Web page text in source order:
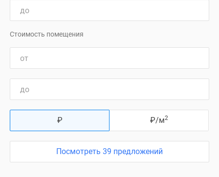
Стоимость помещения
₽ ₽/м2
Посмотреть 39 предложений